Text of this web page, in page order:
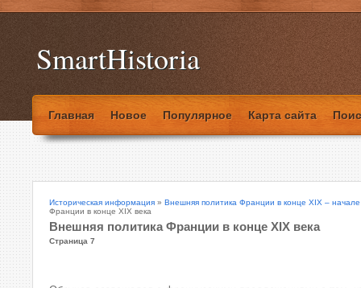
SmartHistoria
Главная Новое Популярное Карта сайта
Историческая информация » Внешняя политика Франции в конце XIX – начале
Франции в конце XIX века
Внешняя политика Франции в конце XIX века
Страница 7